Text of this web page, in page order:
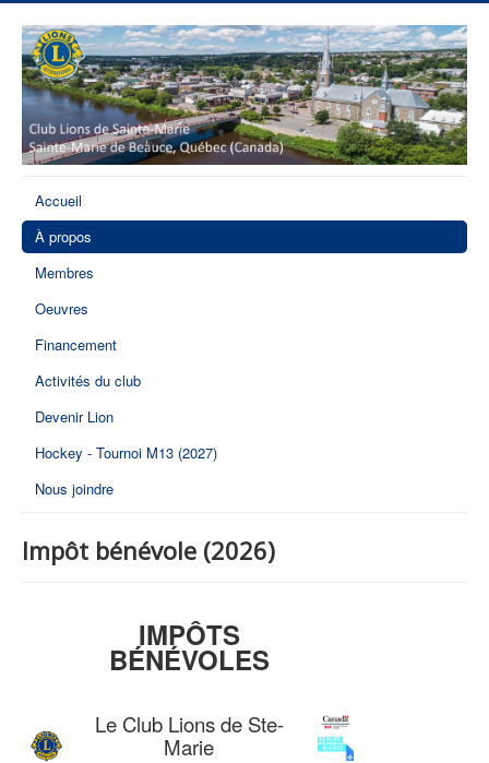
Accueil
À propos
Membres
Oeuvres
Financement
Activités du club
Devenir Lion
Hockey - Tournoi M13 (2027)
Nous joindre
Impôt bénévole (2026)
IMPÔTS
BÉNÉVOLES
Le Club Lions de Ste-
Marie